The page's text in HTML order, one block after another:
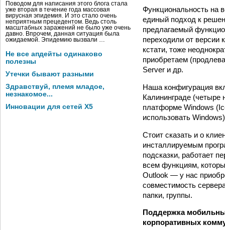
Поводом для написания этого блога стала
уже вторая в течение года массовая
вирусная эпидемия. И это стало очень
неприятным прецедентом. Ведь столь
масштабных заражений не было уже очень
давно. Впрочем, данная ситуация была
ожидаемой. Эпидемию вызвали …
Не все апдейты одинаково
полезны
Утечки бывают разными
Здравствуй, племя младое,
незнакомое...
Инновации для сетей X5
Функциональность на
единый подход к
предлагаемый
переходили от версии
кстати, тоже
приобретаем
Server и др.
Наша конфигурация
Калининграде
платформе Windows
использовать
Стоит сказать и о
инсталлируемым
подсказки, работает
всем функциям,
Outlook — у нас
совместимость
папки, группы.
Поддержка
корпоративных